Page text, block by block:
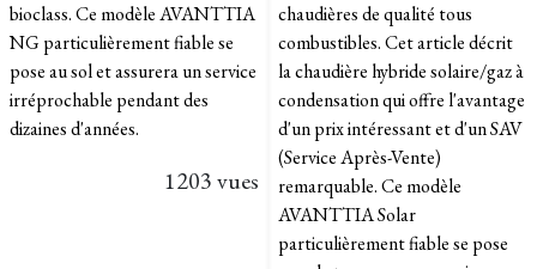
bioclass. Ce modèle AVANTTIA
NG particulièrement fiable se
pose au sol et assurera un service
irréprochable pendant des
dizaines d'années.
1203 vues
chaudières de qualité tous
combustibles. Cet article décrit
la chaudière hybride solaire/gaz à
condensation qui offre l'avantage
d'un prix intéressant et d'un SAV
(Service Après-Vente)
remarquable. Ce modèle
AVANTTIA Solar
particulièrement fiable se pose